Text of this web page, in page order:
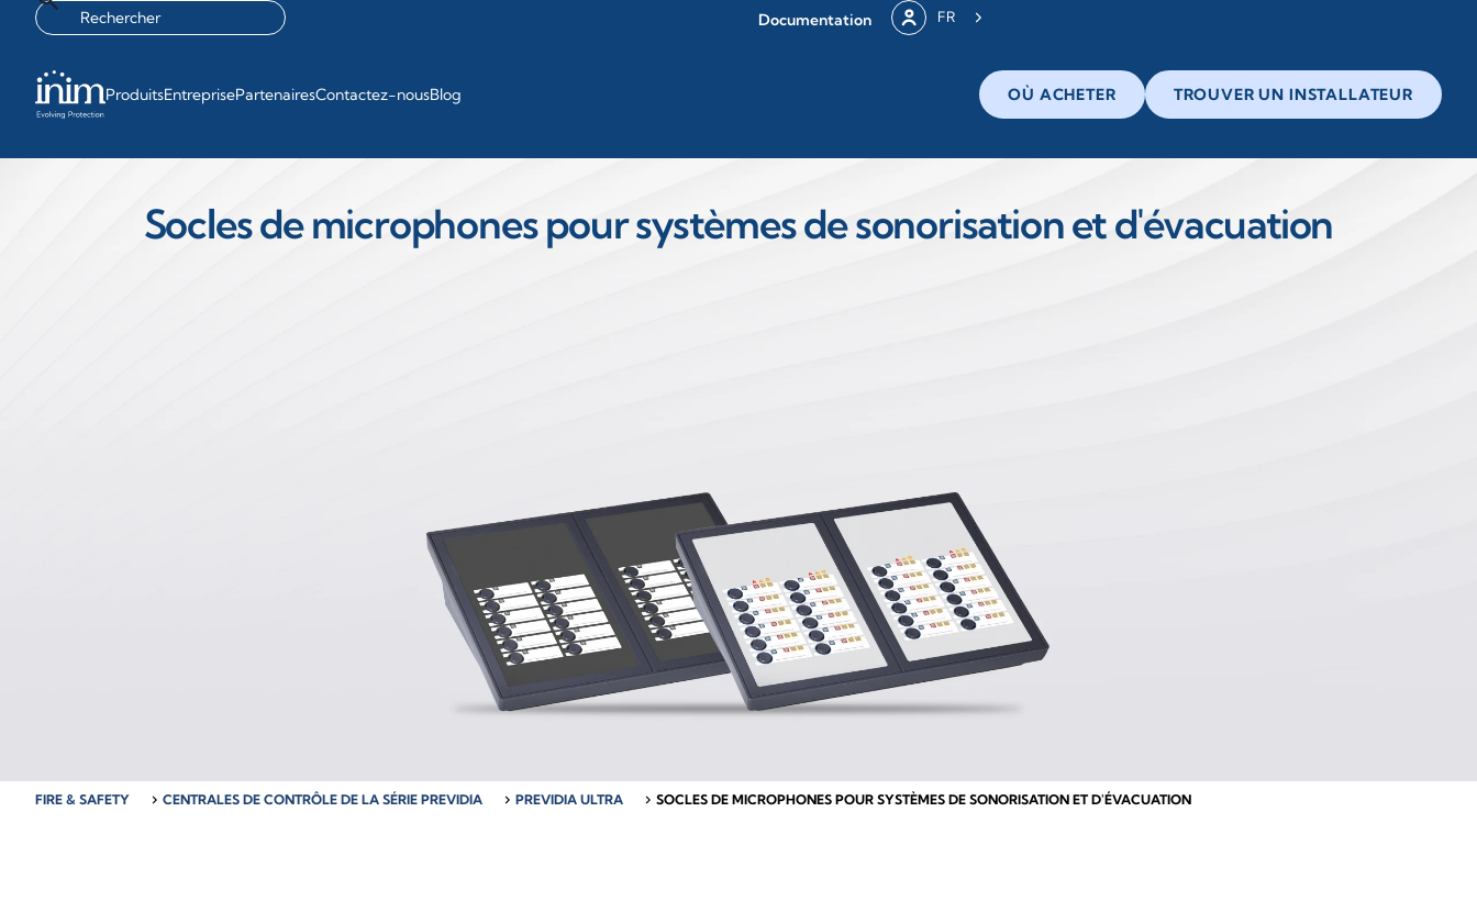
Documentation FR
ProduitsEntreprisePartenairesContactez-nousBlog OÙ ACHETER TROUVER UN INSTALLATEUR
Socles de microphones pour systèmes de sonorisation et d'évacuation
FIRE & SAFETY chevron_right CENTRALES DE CONTRÔLE DE LA SÉRIE PREVIDIA chevron_right PREVIDIA ULTRA chevron_right SOCLES DE MICROPHONES POUR SYSTÈMES DE SONORISATION ET D'ÉVACUATION